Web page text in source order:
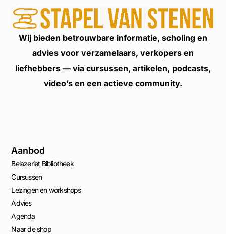
Wij bieden betrouwbare informatie, scholing en
advies voor verzamelaars, verkopers en
liefhebbers — via cursussen, artikelen, podcasts,
video’s en een actieve community.
Aanbod
Belazeriet Bibliotheek
Cursussen
Lezingen en workshops
Advies
Agenda
Naar de shop